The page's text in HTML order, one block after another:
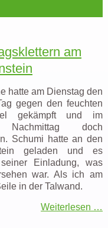
am
hatte am Dienstag den
gegen den feuchten
gekämpft und im
Nachmittag doch
Schumi hatte an den
geladen und es
Einladung, was
war. Als ich am
in der Talwand.
Weiterlesen …